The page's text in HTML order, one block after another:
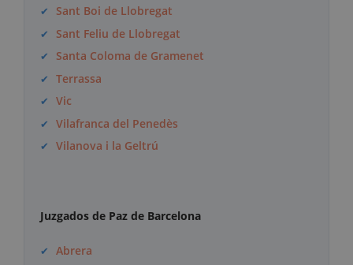
Sant Boi de Llobregat
Sant Feliu de Llobregat
Santa Coloma de Gramenet
Terrassa
Vic
Vilafranca del Penedès
Vilanova i la Geltrú
Juzgados de Paz de Barcelona
Abrera